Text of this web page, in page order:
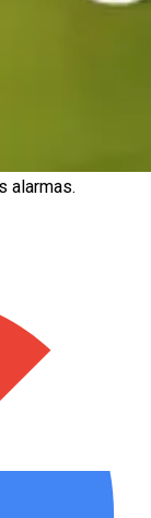
alarmas.